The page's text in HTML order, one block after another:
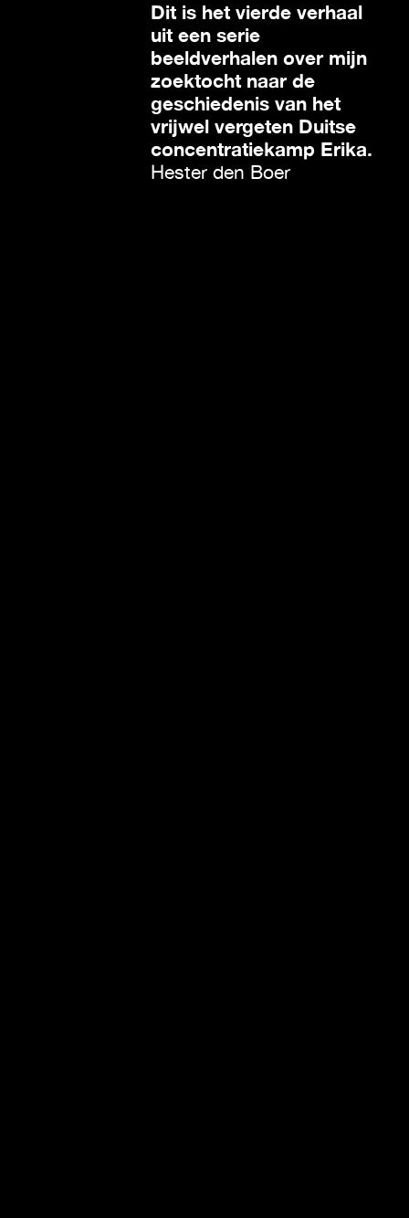
Dit is het vierde verhaal
uit een serie
beeldverhalen over mijn
zoektocht naar de
geschiedenis van het
vrijwel vergeten Duitse
concentratiekamp Erika.
Hester den Boer